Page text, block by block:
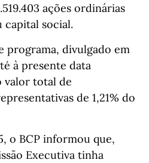
ações ordinárias
capital social.
programa, divulgado em
à presente data
valor total de
de 1,21% do
o BCP informou que,
Executiva tinha